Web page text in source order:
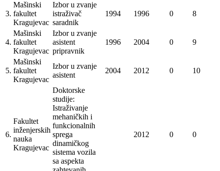
3.
Mašinski
fakultet
Kragujevac
Izbor u zvanje
istraživač
saradnik
1994 1996 0 8
4.
Mašinski
fakultet
Kragujevac
Izbor u zvanje
asistent
pripravnik
1996 2004 0 9
5.
Mašinski
fakultet
Kragujevac
Izbor u zvanje
asistent
2004 2012 0 10
6.
Fakultet
inženjerskih
nauka
Kragujevac
Doktorske
studije:
Istraživanje
mehaničkih i
funkcionalnih
sprega
dinamičkog
sistema vozila
sa aspekta
2012 0 0